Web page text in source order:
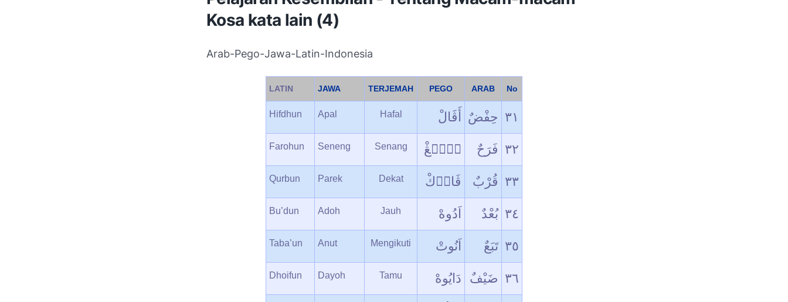
Kosa kata lain (4)
Arab-Pego-Jawa-Latin-Indonesia
LATIN JAWA TERJEMAH PEGO ARAB No
Hifdhun Apal Hafal أَڤَالْ حِفْضٌ ٣١
Farohun Seneng Senang سۤنۤڠْ فَرَحٌ ٣٢
Qurbun Parek Dekat ڤَارۤكْ قُرْبٌ ٣٣
Bu’dun Adoh Jauh اَدُوهْ بُعْدٌ ٣٤
Taba’un Anut Mengikuti اَنُوتْ تَبَعٌ ٣٥
Dhoifun Dayoh Tamu دَایُوهْ ضَیْفٌ ٣٦